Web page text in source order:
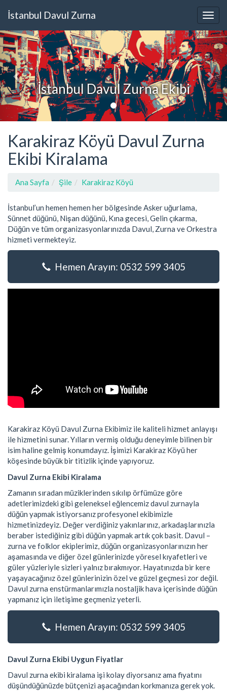
İstanbul Davul Zurna
İstanbul Davul Zurna Ekibi
Karakiraz Köyü Davul Zurna
Ekibi Kiralama
Ana Sayfa Şile Karakiraz Köyü
İstanbul’un hemen hemen her bölgesinde Asker uğurlama,
Sünnet düğünü, Nişan düğünü, Kına gecesi, Gelin çıkarma,
Düğün ve tüm organizasyonlarınızda Davul, Zurna ve Orkestra
hizmeti vermekteyiz.
Hemen Arayın: 0532 599 3405
Karakiraz Köyü Davul Zurna Ekibimiz ile kaliteli hizmet anlayışı
ile hizmetini sunar. Yılların vermiş olduğu deneyimle bilinen bir
isim haline gelmiş konumdayız. İşimizi Karakiraz Köyü her
köşesinde büyük bir titizlik içinde yapıyoruz.
Davul Zurna Ekibi Kiralama
Zamanın sıradan müziklerinden sıkılıp örfümüze göre
adetlerimizdeki gibi geleneksel eğlencemiz davul zurnayla
düğün yapmak istiyorsanız profesyonel ekibimizle
hizmetinizdeyiz. Değer verdiğiniz yakınlarınız, arkadaşlarınızla
beraber istediğiniz gibi düğün yapmak artık çok basit. Davul –
zurna ve folklor ekiplerimiz, düğün organizasyonlarınızın her
aşamasında ve diğer özel günlerinizde yöresel kıyafetleri ve
güler yüzleriyle sizleri yalnız bırakmıyor. Hayatınızda bir kere
yaşayacağınız özel günlerinizin özel ve güzel geçmesi zor değil.
Davul zurna enstürmanlarımızla nostaljik hava içerisinde düğün
yapmanız için iletişime geçmeniz yeterli.
Hemen Arayın: 0532 599 3405
Davul Zurna Ekibi Uygun Fiyatlar
Davul zurna ekibi kiralama işi kolay diyorsanız ama fiyatını
düşündüğünüzde bütçenizi aşacağından korkmanıza gerek yok.